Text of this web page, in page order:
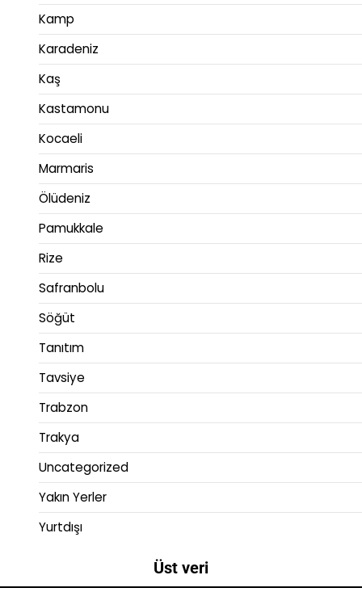
Kamp
Karadeniz
Kaş
Kastamonu
Kocaeli
Marmaris
Ölüdeniz
Pamukkale
Rize
Safranbolu
Söğüt
Tanıtım
Tavsiye
Trabzon
Trakya
Uncategorized
Yakın Yerler
Yurtdışı
Üst veri